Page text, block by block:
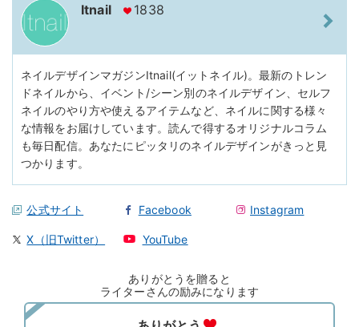
Itnail 1838
ネイルデザインマガジンItnail(イットネイル)。最新のトレン
ドネイルから、イベント/シーン別のネイルデザイン、セルフ
ネイルのやり方や使えるアイテムなど、ネイルに関する様々
な情報をお届けしています。読んで得するオリジナルコラム
も毎日配信。あなたにピッタリのネイルデザインがきっと見
つかります。
公式サイト Facebook Instagram
X（旧Twitter） YouTube
ありがとうを贈ると
ライターさんの励みになります